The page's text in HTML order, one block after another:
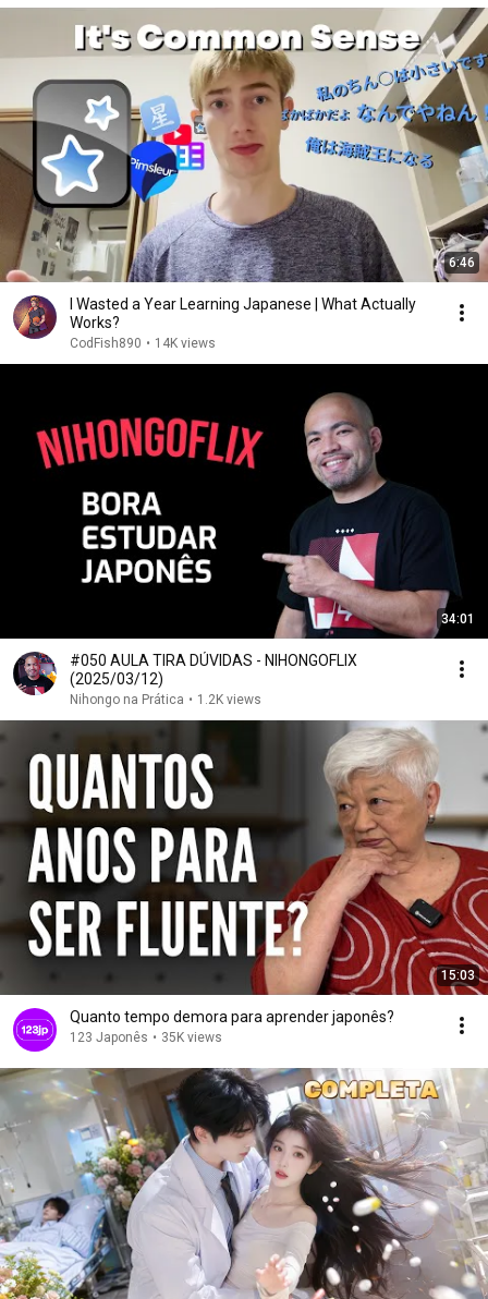
6:46
I Wasted a Year Learning Japanese | What Actually
Works?
CodFish890 • 14K views
34:01
#050 AULA TIRA DÚVIDAS - NIHONGOFLIX
(2025/03/12)
Nihongo na Prática • 1.2K views
15:03
Quanto tempo demora para aprender japonês?
123 Japonês • 35K views